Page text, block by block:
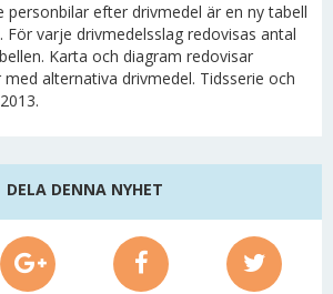
personbilar efter drivmedel är en ny tabell
varje drivmedelsslag redovisas antal
Karta och diagram redovisar
alternativa drivmedel. Tidsserie och
DELA DENNA NYHET